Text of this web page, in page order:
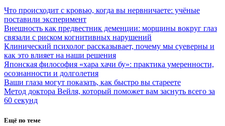
Что происходит с кровью, когда вы нервничаете: учёные
поставили эксперимент
Внешность как предвестник деменции: морщины вокруг глаз
связали с риском когнитивных нарушений
Клинический психолог рассказывает, почему мы суеверны и
как это влияет на наши решения
Японская философия «хара хачи бу»: практика умеренности,
осознанности и долголетия
Ваши глаза могут показать, как быстро вы стареете
Метод доктора Вейля, который поможет вам заснуть всего за
60 секунд
Ещё по теме